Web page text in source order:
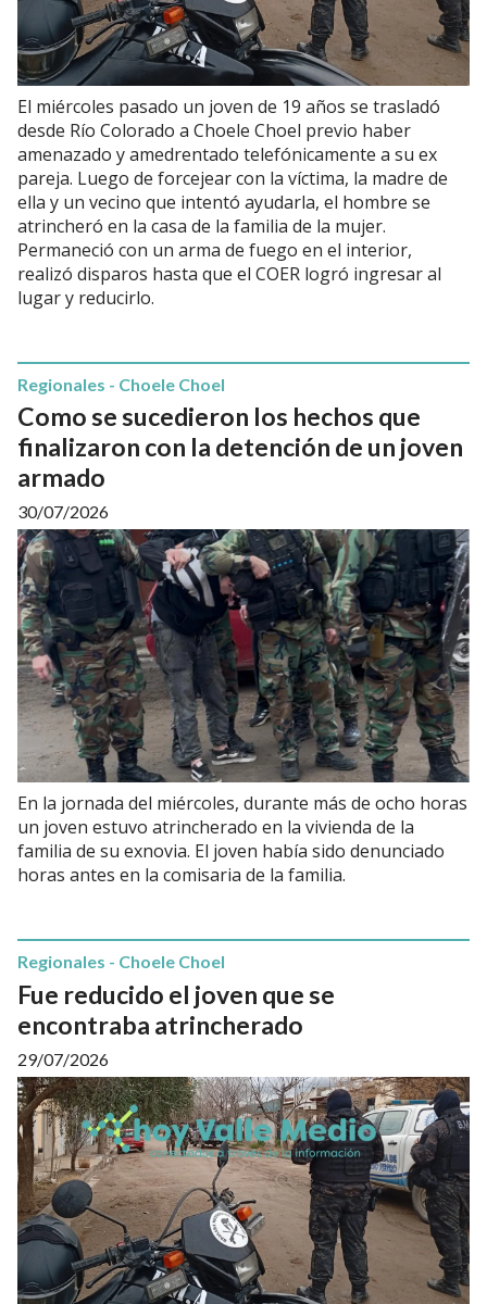
El miércoles pasado un joven de 19 años se trasladó
desde Río Colorado a Choele Choel previo haber
amenazado y amedrentado telefónicamente a su ex
pareja. Luego de forcejear con la víctima, la madre de
ella y un vecino que intentó ayudarla, el hombre se
atrincheró en la casa de la familia de la mujer.
Permaneció con un arma de fuego en el interior,
realizó disparos hasta que el COER logró ingresar al
lugar y reducirlo.
Como se sucedieron los hechos que
finalizaron con la detención de un joven
armado
Regionales - Choele Choel
30/07/2026
En la jornada del miércoles, durante más de ocho horas
un joven estuvo atrincherado en la vivienda de la
familia de su exnovia. El joven había sido denunciado
horas antes en la comisaria de la familia.
Fue reducido el joven que se
encontraba atrincherado
Regionales - Choele Choel
29/07/2026